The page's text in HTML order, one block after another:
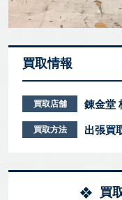
買取情報
買取店舗 錬金堂
買取方法 出張買
買